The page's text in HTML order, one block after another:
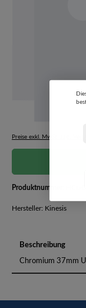
Preise exkl. MwSt. zzgl.
Produktnummer:
Hersteller: Kinesis
Beschreibung
Chromium 37mm